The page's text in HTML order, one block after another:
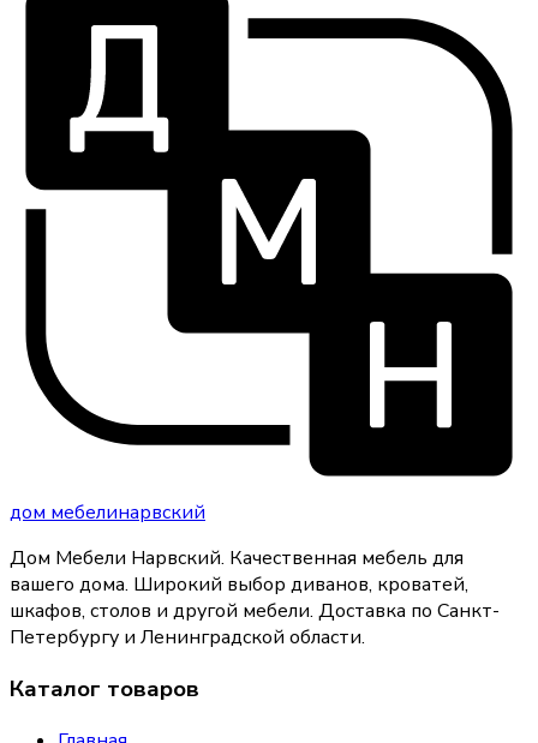
дом мебелинарвский
Дом Мебели Нарвский. Качественная мебель для
вашего дома. Широкий выбор диванов, кроватей,
шкафов, столов и другой мебели. Доставка по Санкт-
Петербургу и Ленинградской области.
Каталог товаров